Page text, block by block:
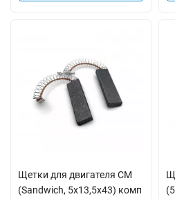
Щетки для двигателя СМ
(Sandwich, 5x13,5x43) комп